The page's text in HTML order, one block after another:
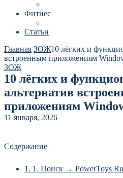
Фитнес
Статьи
Главная ЗОЖ10 лёгких и
встроенным приложениям
ЗОЖ
10 лёгких и
альтернатив
приложениям
11 января, 2026
Содержание
1. 1. Поиск → PowerToys